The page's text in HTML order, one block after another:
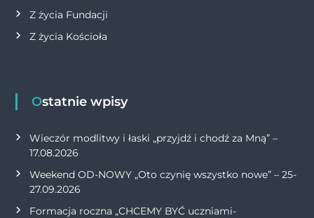
Z życia Fundacji
Z życia Kościoła
Ostatnie wpisy
Wieczór modlitwy i łaski „przyjdź i chodź za Mną” –
17.08.2026
Weekend OD-NOWY „Oto czynię wszystko nowe” – 25-
27.09.2026
Formacja roczna „CHCEMY BYĆ uczniami-